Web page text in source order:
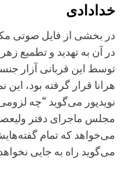
خدادادی
در بخشی از فایل صوتی
در آن به تهدید و تطمیع
توسط این قربانی آزار
هرانا قرار گرفته بود،
نویدپور می‌گوید “چه
مجلس ماجرای دفتر
می‌خواهد که تمام
می‌گوید راه به جایی